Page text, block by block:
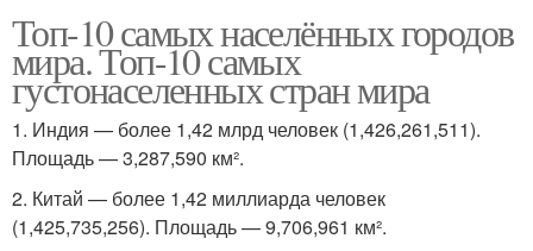
Топ-10 самых населённых городов
мира. Топ-10 самых
густонаселенных стран мира
1. Индия — более 1,42 млрд человек (1,426,261,511).
Площадь — 3,287,590 км².
2. Китай — более 1,42 миллиарда человек
(1,425,735,256). Площадь — 9,706,961 км².